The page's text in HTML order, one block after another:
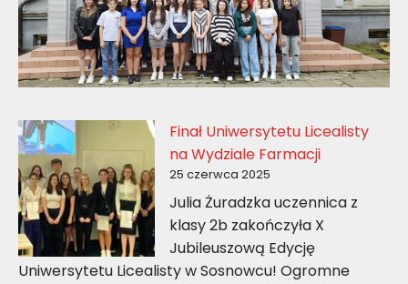
Finał Uniwersytetu Licealisty
na Wydziale Farmacji
25 czerwca 2025
Julia Żuradzka uczennica z
klasy 2b zakończyła X
Jubileuszową Edycję
Uniwersytetu Licealisty w Sosnowcu! Ogromne